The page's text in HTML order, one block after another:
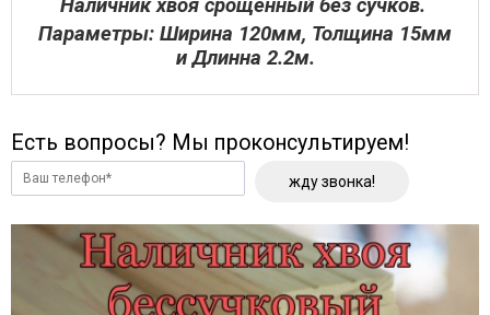
Наличник хвоя срощенный без сучков.
Параметры: Ширина 120мм, Толщина 15мм
и Длинна 2.2м.
Есть вопросы? Мы проконсультируем!
жду звонка!